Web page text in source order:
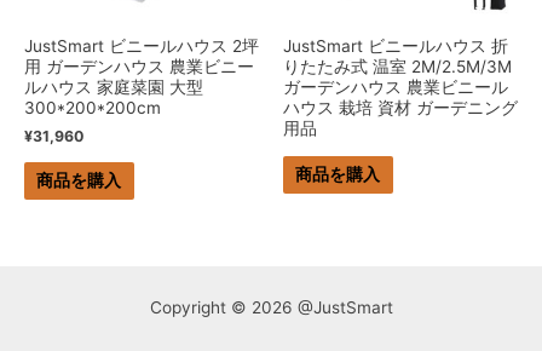
JustSmart ビニールハウス 2坪
用 ガーデンハウス 農業ビニー
ルハウス 家庭菜園 大型
300*200*200cm
¥31,960
商品を購入
JustSmart ビニールハウス 折
りたたみ式 温室 2M/2.5M/3M
ガーデンハウス 農業ビニール
ハウス 栽培 資材 ガーデニング
用品
商品を購入
Copyright © 2026 @JustSmart